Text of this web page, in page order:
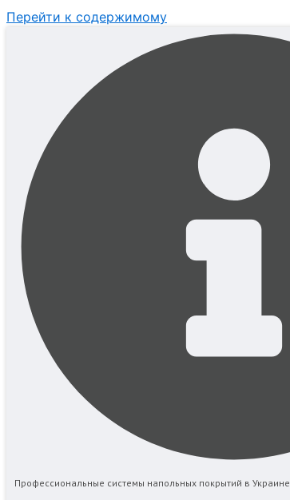
Перейти к содержимому
Профессиональные системы напольных покрытий в Украине